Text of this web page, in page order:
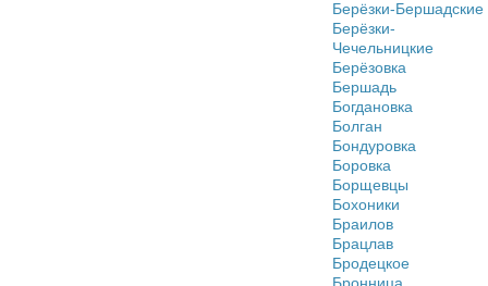
Берёзки-Бершадские
Берёзки-
Чечельницкие
Берёзовка
Бершадь
Богдановка
Болган
Бондуровка
Боровка
Борщевцы
Бохоники
Браилов
Брацлав
Бродецкое